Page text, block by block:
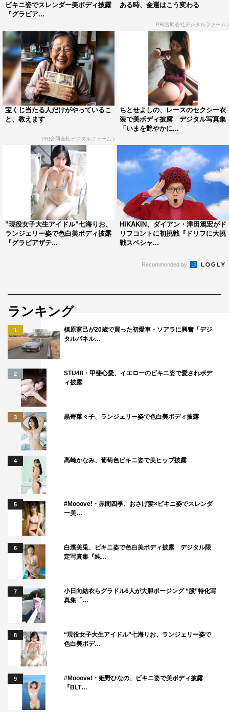
ビキニ姿でスレンダー美ボディ披露
『グラビア...
ある時、金運はこう変わる
PR(合同会社デジタルファーム )
宝くじ当たる人だけがやっているこ
と、教えます
PR(合同会社デジタルファーム )
ちとせよしの、レースのセクシー衣
装で美ボディ披露 デジタル写真集
「いまを艶やかに...
”現役女子大生アイドル”七海りお、
ランジェリー姿で色白美ボディ披露
『グラビアザテ...
HIKAKIN、ダイアン・津田篤宏がド
リフコントに初挑戦『ドリフに大挑
戦スペシャ...
Recommended by
ランキング
1
槙原寛己が20歳で買った初愛車・ソアラに興奮「デジ
タルパネル…
2
STU48・甲斐心愛、イエローのビキニ姿で愛されボデ
ィ披露
3 黒嵜菜々子、ランジェリー姿で色白美ボディ披露
4 高崎かなみ、葡萄色ビキニ姿で美ヒップ披露
5
#Mooove!・赤間四季、おさげ髪×ビキニ姿でスレンダ
ー美…
6
白濱美兎、ビキニ姿で色白美ボディ披露 デジタル限
定写真集『純…
7
小日向結衣らグラドル6人が大胆ポージング “股”特化写
真集「…
8
“現役女子大生アイドル”七海りお、ランジェリー姿で
色白美ボデ…
9
#Mooove!・姫野ひなの、ビキニ姿で美ボディ披露
『BLT…